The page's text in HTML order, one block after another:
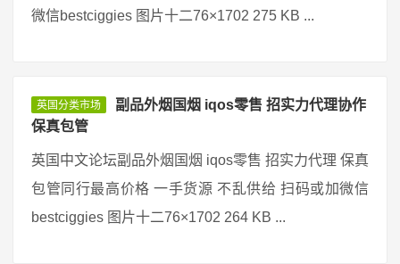
微信bestciggies 图片十二76×1702 275 KB ...
英国分类市场
副品外烟国烟 iqos零售 招实力代理协作
保真包管
英国中文论坛副品外烟国烟 iqos零售 招实力代理 保真
包管同行最高价格 一手货源 不乱供给 扫码或加微信
bestciggies 图片十二76×1702 264 KB ...